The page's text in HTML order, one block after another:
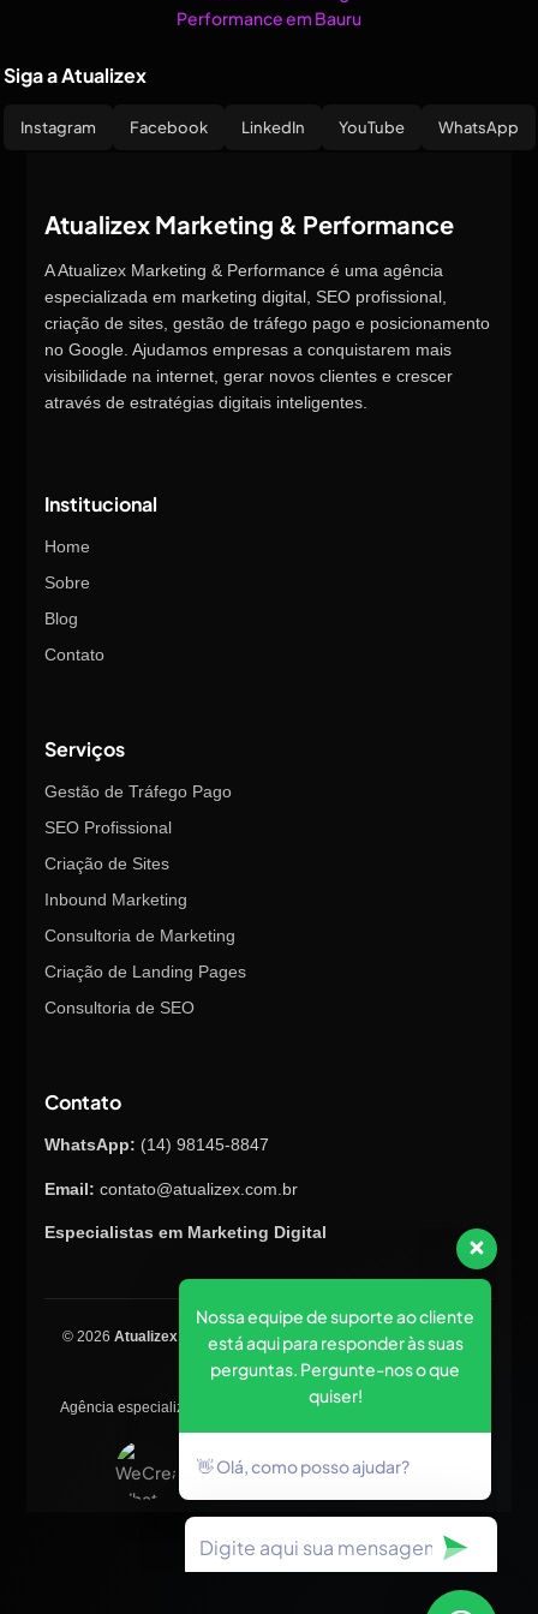
Siga a Atualizex
Instagram Facebook LinkedIn YouTube WhatsApp
Atualizex Marketing & Performance
A Atualizex Marketing & Performance é uma agência
especializada em marketing digital, SEO profissional,
criação de sites, gestão de tráfego pago e posicionamento
no Google. Ajudamos empresas a conquistarem mais
visibilidade na internet, gerar novos clientes e crescer
através de estratégias digitais inteligentes.
Institucional
Home
Sobre
Blog
Contato
Serviços
Gestão de Tráfego Pago
SEO Profissional
Criação de Sites
Inbound Marketing
Consultoria de Marketing
Criação de Landing Pages
Consultoria de SEO
Contato
WhatsApp: (14) 98145-8847
Email: contato@atualizex.com.br
Especialistas em Marketing Digital
© 2026 Atualizex Marketing & Performance . Todos os direitos
reservados.
Agência especializada em SEO, criação de sites, tráfego pago e
posicionamento no Google.
Nossa equipe de suporte ao cliente
está aqui para responder às suas
perguntas. Pergunte-nos o que
quiser!
👋 Olá, como posso ajudar?